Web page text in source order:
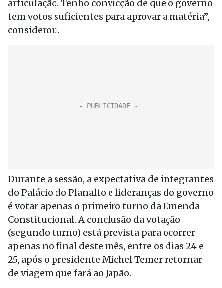
articulação. Tenho convicção de que o governo
tem votos suficientes para aprovar a matéria”,
considerou.
Durante a sessão, a expectativa de integrantes
do Palácio do Planalto e lideranças do governo
é votar apenas o primeiro turno da Emenda
Constitucional. A conclusão da votação
(segundo turno) está prevista para ocorrer
apenas no final deste mês, entre os dias 24 e
25, após o presidente Michel Temer retornar
de viagem que fará ao Japão.